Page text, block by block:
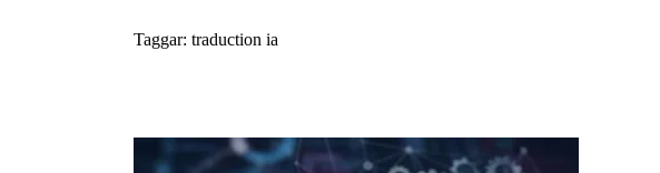
Taggar: traduction ia